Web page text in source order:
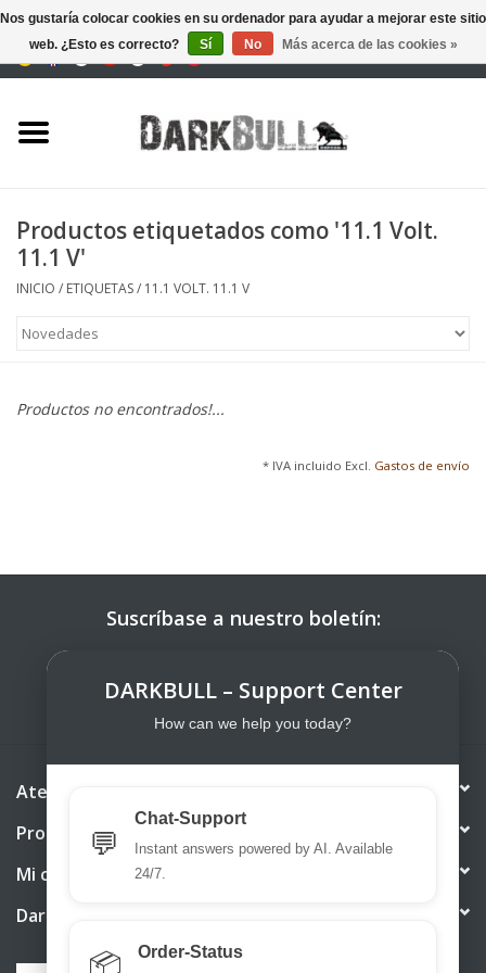
de tiro
equipo táctico
Productos etiquetados como '11.1 Volt.
11.1 V'
INICIO / ETIQUETAS/ 11.1 VOLT. 11.1 V
Productos no encontrados!...
* IVA incluido Excl. Gastos de envío
Suscríbase a nuestro boletín:
Atención al cliente
Productos
Mi cuenta
DarkBull TrendStore
Nos gustaría colocar cookies en su ordenador para ayudar a mejorar este sitio
web. ¿Esto es correcto?
Sí No Más acerca de las cookies »
DARKBULL – Support Center
How can we help you today?
💬
Chat-Support
Instant answers powered by AI. Available
24/7.
📦 Order-Status